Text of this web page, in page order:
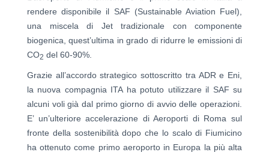
rendere disponibile il SAF (Sustainable Aviation Fuel),
una miscela di Jet tradizionale con componente
biogenica, quest’ultima in grado di ridurre le emissioni di
CO2 del 60-90%.
Grazie all’accordo strategico sottoscritto tra ADR e Eni,
la nuova compagnia ITA ha potuto utilizzare il SAF su
alcuni voli già dal primo giorno di avvio delle operazioni.
E’ un’ulteriore accelerazione di Aeroporti di Roma sul
fronte della sostenibilità dopo che lo scalo di Fiumicino
ha ottenuto come primo aeroporto in Europa la più alta